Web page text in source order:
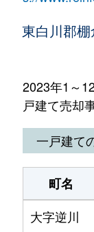
東白川郡
2023年1～
戸建て売却
一戸建て
町名
大字逆川